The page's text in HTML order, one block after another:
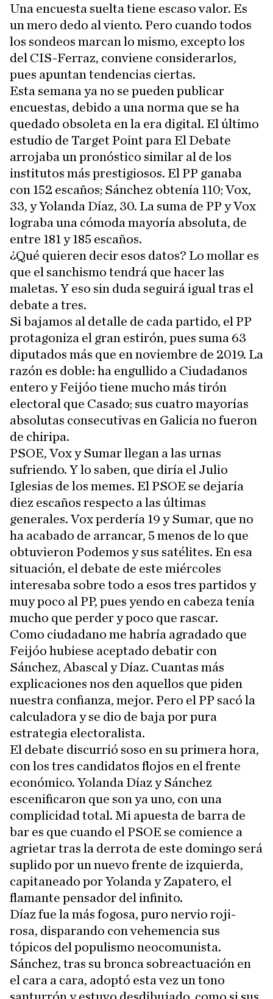
Una encuesta suelta tiene escaso valor. Es
un mero dedo al viento. Pero cuando todos
los sondeos marcan lo mismo, excepto los
del CIS-Ferraz, conviene considerarlos,
pues apuntan tendencias ciertas.
Esta semana ya no se pueden publicar
encuestas, debido a una norma que se ha
quedado obsoleta en la era digital. El último
estudio de Target Point para El Debate
arrojaba un pronóstico similar al de los
institutos más prestigiosos. El PP ganaba
con 152 escaños; Sánchez obtenía 110; Vox,
33, y Yolanda Díaz, 30. La suma de PP y Vox
lograba una cómoda mayoría absoluta, de
entre 181 y 185 escaños.
¿Qué quieren decir esos datos? Lo mollar es
que el sanchismo tendrá que hacer las
maletas. Y eso sin duda seguirá igual tras el
debate a tres.
Si bajamos al detalle de cada partido, el PP
protagoniza el gran estirón, pues suma 63
diputados más que en noviembre de 2019. La
razón es doble: ha engullido a Ciudadanos
entero y Feijóo tiene mucho más tirón
electoral que Casado; sus cuatro mayorías
absolutas consecutivas en Galicia no fueron
de chiripa.
PSOE, Vox y Sumar llegan a las urnas
sufriendo. Y lo saben, que diría el Julio
Iglesias de los memes. El PSOE se dejaría
diez escaños respecto a las últimas
generales. Vox perdería 19 y Sumar, que no
ha acabado de arrancar, 5 menos de lo que
obtuvieron Podemos y sus satélites. En esa
situación, el debate de este miércoles
interesaba sobre todo a esos tres partidos y
muy poco al PP, pues yendo en cabeza tenía
mucho que perder y poco que rascar.
Como ciudadano me habría agradado que
Feijóo hubiese aceptado debatir con
Sánchez, Abascal y Díaz. Cuantas más
explicaciones nos den aquellos que piden
nuestra confianza, mejor. Pero el PP sacó la
calculadora y se dio de baja por pura
estrategia electoralista.
El debate discurrió soso en su primera hora,
con los tres candidatos flojos en el frente
económico. Yolanda Díaz y Sánchez
escenificaron que son ya uno, con una
complicidad total. Mi apuesta de barra de
bar es que cuando el PSOE se comience a
agrietar tras la derrota de este domingo será
suplido por un nuevo frente de izquierda,
capitaneado por Yolanda y Zapatero, el
flamante pensador del infinito.
Díaz fue la más fogosa, puro nervio roji-
rosa, disparando con vehemencia sus
tópicos del populismo neocomunista.
Sánchez, tras su bronca sobreactuación en
el cara a cara, adoptó esta vez un tono